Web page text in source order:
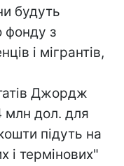
будуть
фонду з
і мігрантів,
Джордж
млн дол. для
підуть на
і термінових"